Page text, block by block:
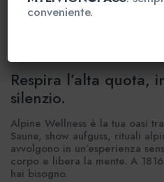
Respira l’alta quota,
silenzio.
Alpine Wellness è la tua oasi
Saune, show aufguss, rituali
avvolgono in un’esperienza
corpo e libera la mente. A
hai bisogno.
conveniente.